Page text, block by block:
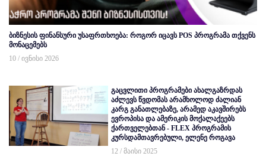
ბიზნესის ფინანსური უსაფრთხოება: როგორ იცავს POS პროგრამა თქვენს
მონაცემებს
10 / ივნისი 2026
გაცვლითი პროგრამები ახალგაზრდას
აძლევს წვდომას არამხოლოდ ძალიან
კარგ განათლებაზე, არამედ აკავშირებს
ევროპისა და ამერიკის მოქალაქეებს
ქართველებთან - FLEX პროგრამის
კურსდამთავრებული, ელენე როგავა
12 / მაისი 2025